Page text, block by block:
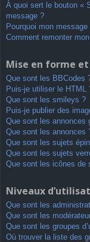
À quoi sert le bouton «
message ?
Pourquoi mon
Comment remonter
Mise en forme
Que sont les BBCodes
Puis-je utiliser le HTML
Que sont les smileys ?
Puis-je publier des
Que sont les annonces
Que sont les annonces
Que sont les sujets
Que sont les sujets
Que sont les icônes de
Niveaux
Que sont les
Que sont les
Que sont les groupes
Où trouver la liste des